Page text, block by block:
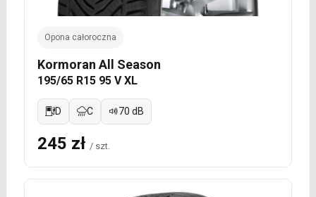
Opona całoroczna
Kormoran All Season
195/65 R15 95 V XL
D C 70 dB
245 zł / szt.